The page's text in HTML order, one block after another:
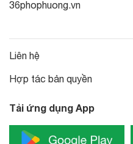
36phophuong.vn
Liên hệ
Hợp tác bản quyền
Tải ứng dụng App